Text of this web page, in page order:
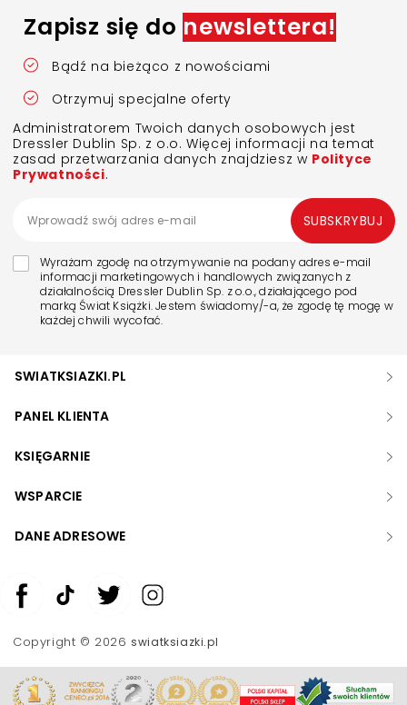
Zapisz się do newslettera!
Bądź na bieżąco z nowościami
Otrzymuj specjalne oferty
Administratorem Twoich danych osobowych jest
Dressler Dublin Sp. z o.o. Więcej informacji na temat
zasad przetwarzania danych znajdziesz w Polityce
Prywatności.
Wyrażam zgodę na otrzymywanie na podany adres e-mail
informacji marketingowych i handlowych związanych z
działalnością Dressler Dublin Sp. z o.o., działającego pod
marką Świat Książki. Jestem świadomy/-a, że zgodę tę mogę w
każdej chwili wycofać.
SUBSKRYBUJ
SWIATKSIAZKI.PL
PANEL KLIENTA
KSIĘGARNIE
WSPARCIE
DANE ADRESOWE
Copyright © 2026swiatksiazki.pl
Zwiększ rozmiar czcionki
Skala szarości